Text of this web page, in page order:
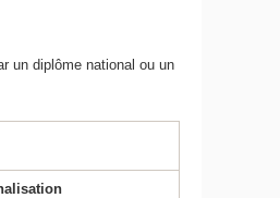
un diplôme national ou un